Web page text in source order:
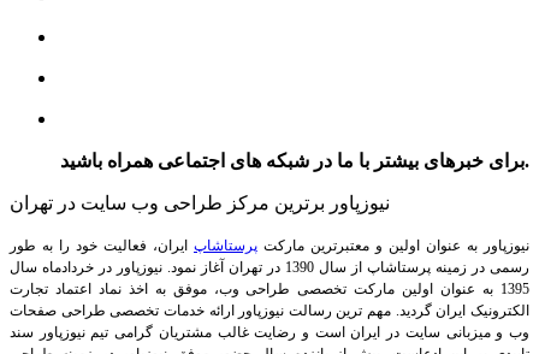
برای خبرهای بیشتر با ما در شبکه های اجتماعی همراه باشید.
نیوزپاور برترین مرکز طراحی وب سایت در تهران
نیوزپاور به عنوان اولین و معتبرترین مارکت پرستاشاپ ایران، فعالیت خود را به طور
رسمی در زمینه پرستاشاپ از سال 1390 در تهران آغاز نمود. نیوزپاور در خردادماه سال
1395 به عنوان اولین مارکت تخصصی طراحی وب، موفق به اخذ نماد اعتماد تجارت
الکترونیک ایران گردید. مهم ترین رسالت نیوزپاور ارائه خدمات تخصصی طراحی صفحات
وب و میزبانی سایت در ایران است و رضایت غالب مشتریان گرامی تیم نیوزپاور سند